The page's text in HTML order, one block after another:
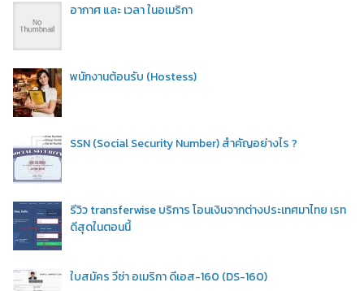
อากาศ และ เวลา ในอเมริกา
พนักงานต้อนรับ (Hostess)
SSN (Social Security Number) สำคัญอย่างไร ?
รีวิว transferwise บริการ โอนเงินจากต่างประเทศมาไทย เรท
ดีสุดในตอนนี้
ใบสมัคร วีซ่า อเมริกา ดีเอส-160 (DS-160)